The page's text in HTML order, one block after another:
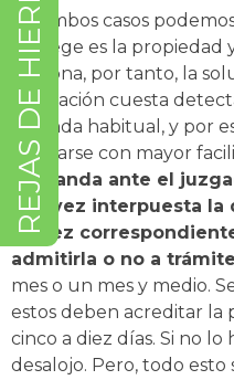
En ambos casos
protege es la propiedad
persona, por tanto, la
okupación cuesta
vivienda habitual, y por
instalarse con mayor
demanda ante el
una vez interpuesta
al juez
admitirla o no a
mes o un mes y medio.
estos deben acreditar la
cinco a diez días. Si no lo
desalojo. Pero, todo